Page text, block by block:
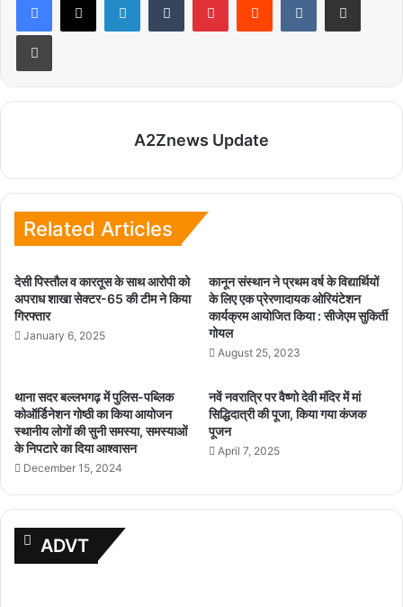
A2Znews Update
Related Articles
देसी पिस्तौल व कारतूस के साथ आरोपी को
अपराध शाखा सेक्टर-65 की टीम ने किया
गिरफ्तार
January 6, 2025
कानून संस्थान ने प्रथम वर्ष के विद्यार्थियों
के लिए एक प्रेरणादायक ओरियंटेशन
कार्यक्रम आयोजित किया : सीजेएम सुकिर्ती
गोयल
August 25, 2023
थाना सदर बल्लभगढ़ में पुलिस-पब्लिक
कोऑर्डिनेशन गोष्ठी का किया आयोजन
स्थानीय लोगों की सुनी समस्या, समस्याओं
के निपटारे का दिया आश्वासन
December 15, 2024
नवें नवरात्रि पर वैष्णो देवी मंदिर में मां
सिद्धिदात्री की पूजा, किया गया कंजक
पूजन
April 7, 2025
ADVT